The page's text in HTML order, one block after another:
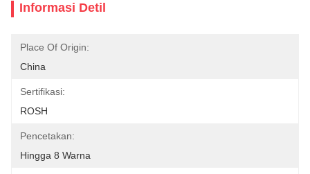
Informasi Detil
Place Of Origin:
China
Sertifikasi:
ROSH
Pencetakan:
Hingga 8 Warna